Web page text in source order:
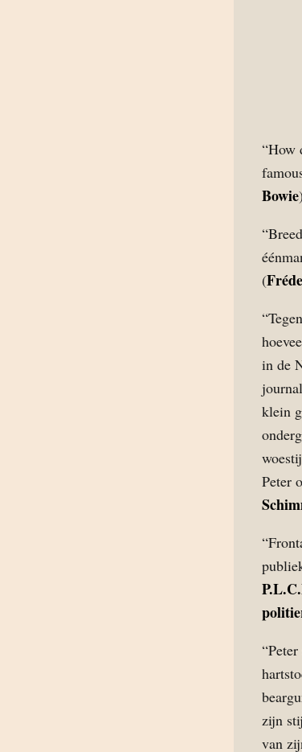
“How
Bowie)
(
in de
klein
Peter
zijn
van